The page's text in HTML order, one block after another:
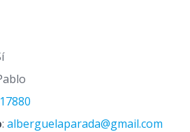
: alberguelaparada@gmail.com